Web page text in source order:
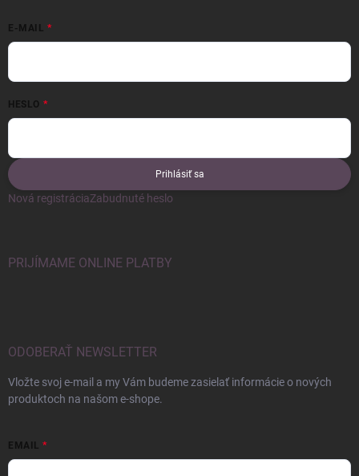
E-MAIL
HESLO
Prihlásiť sa
Nová registráciaZabudnuté heslo
PRIJÍMAME ONLINE PLATBY
ODOBERAŤ NEWSLETTER
Vložte svoj e-mail a my Vám budeme zasielať informácie o nových
produktoch na našom e-shope.
EMAIL